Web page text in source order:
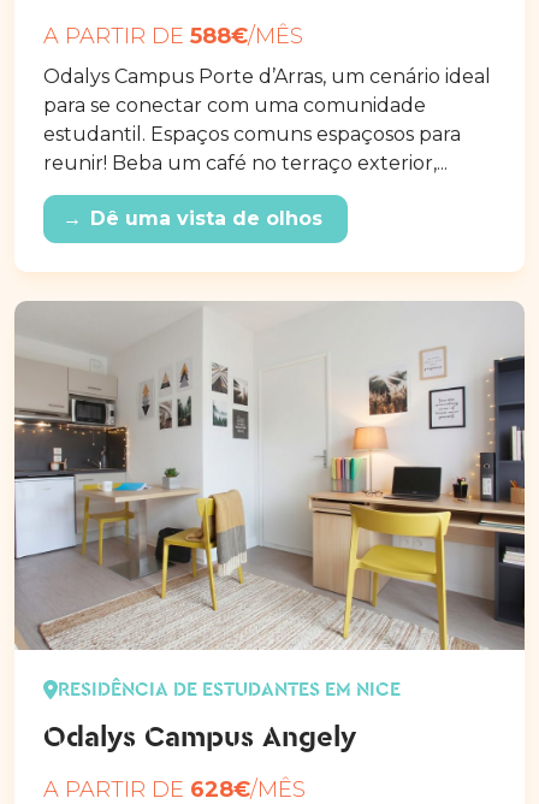
A PARTIR DE 588€/MÊS
Odalys Campus Porte d’Arras, um cenário ideal
para se conectar com uma comunidade
estudantil. Espaços comuns espaçosos para
reunir! Beba um café no terraço exterior,...
→ Dê uma vista de olhos
RESIDÊNCIA DE ESTUDANTES EM NICE
Odalys Campus Angely
A PARTIR DE 628€/MÊS